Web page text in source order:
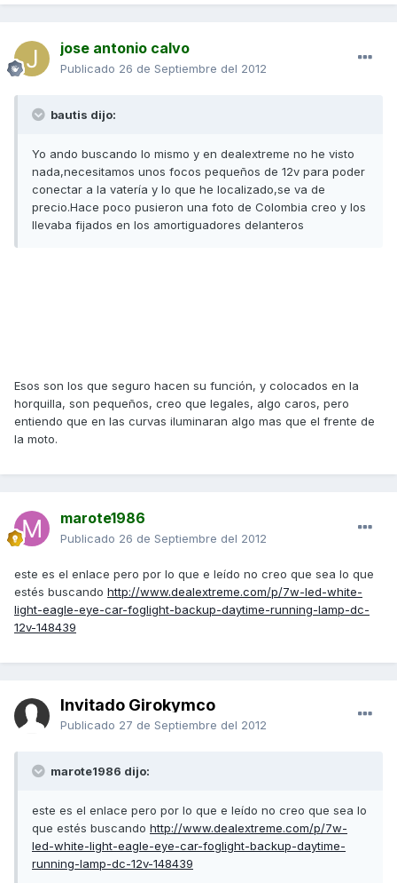
jose antonio calvo
Publicado 26 de Septiembre del 2012
bautis dijo:
Yo ando buscando lo mismo y en dealextreme no he visto
nada,necesitamos unos focos pequeños de 12v para poder
conectar a la vatería y lo que he localizado,se va de
precio.Hace poco pusieron una foto de Colombia creo y los
llevaba fijados en los amortiguadores delanteros
Esos son los que seguro hacen su función, y colocados en la
horquilla, son pequeños, creo que legales, algo caros, pero
entiendo que en las curvas iluminaran algo mas que el frente de
la moto.
marote1986
Publicado 26 de Septiembre del 2012
este es el enlace pero por lo que e leído no creo que sea lo que
estés buscando http://www.dealextreme.com/p/7w-led-white-
light-eagle-eye-car-foglight-backup-daytime-running-lamp-dc-
12v-148439
Invitado Girokymco
Publicado 27 de Septiembre del 2012
marote1986 dijo:
este es el enlace pero por lo que e leído no creo que sea lo
que estés buscando http://www.dealextreme.com/p/7w-
led-white-light-eagle-eye-car-foglight-backup-daytime-
running-lamp-dc-12v-148439